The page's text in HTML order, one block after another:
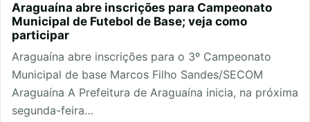
Araguaína abre inscrições para Campeonato
Municipal de Futebol de Base; veja como
participar
Araguaína abre inscrições para o 3º Campeonato
Municipal de base Marcos Filho Sandes/SECOM
Araguaína A Prefeitura de Araguaína inicia, na próxima
segunda-feira…